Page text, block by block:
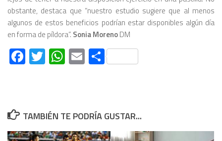
obstante, destaca que “nuestro estudio sugiere que al menos
algunos de estos beneficios podrían estar disponibles algún día
en forma de píldora”. Sonia MorenoDM
Facebook
Twitter
WhatsApp
EmailCompartir
TAMBIÉN TE PODRÍA GUSTAR...